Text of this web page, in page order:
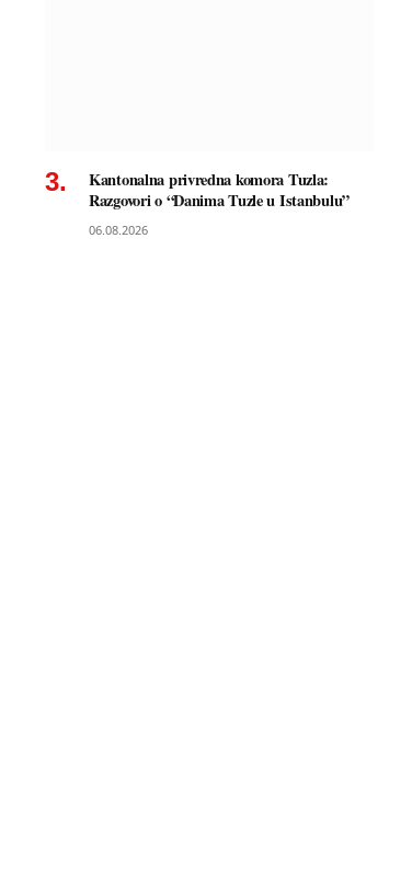
Kantonalna privredna komora Tuzla:
Razgovori o “Danima Tuzle u Istanbulu”
06.08.2026